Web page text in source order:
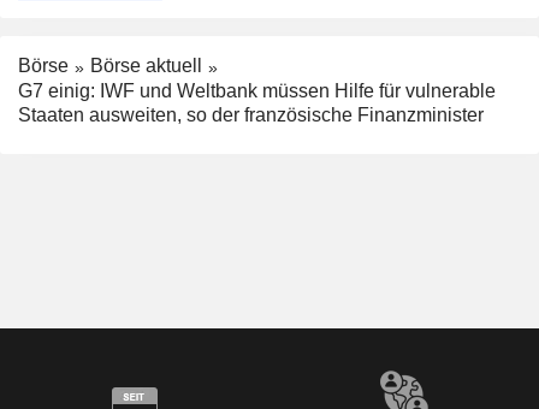
Börse
Börse aktuell
G7 einig: IWF und Weltbank müssen Hilfe für vulnerable
Staaten ausweiten, so der französische Finanzminister